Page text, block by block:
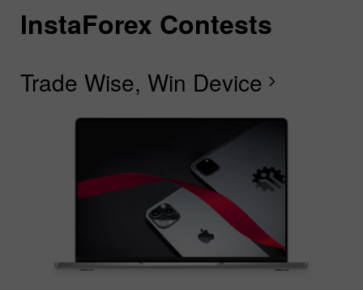
InstaForex Contests
Trade Wise, Win Device chevron_right